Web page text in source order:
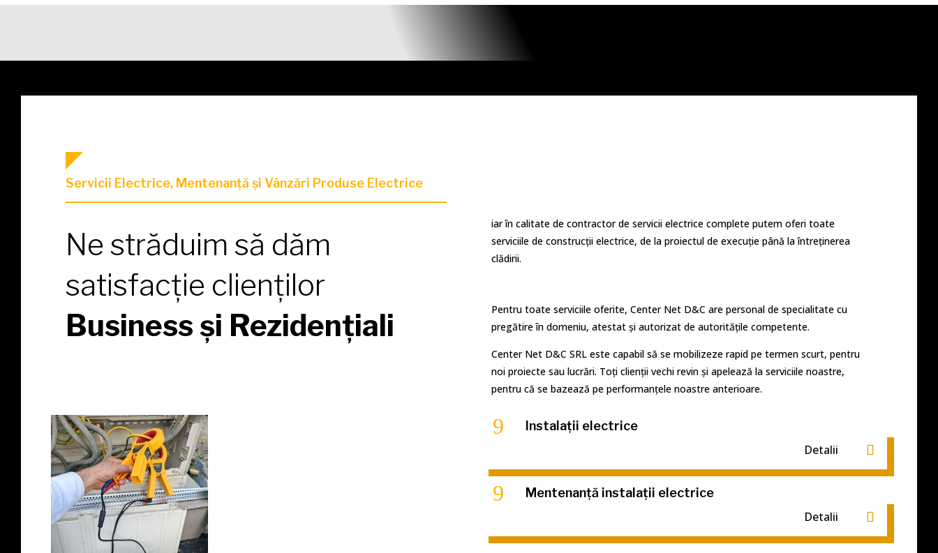
Servicii Electrice, Mentenanță și Vânzări Produse Electrice
Ne străduim să dăm
satisfacție clienților
Business și Rezidențiali
iar în calitate de contractor de servicii electrice complete putem oferi toate
serviciile de construcții electrice, de la proiectul de execuție până la întreținerea
clădirii.
Pentru toate serviciile oferite, Center Net D&C are personal de specialitate cu
pregătire în domeniu, atestat și autorizat de autoritățile competente.
Center Net D&C SRL este capabil să se mobilizeze rapid pe termen scurt, pentru
noi proiecte sau lucrări. Toți clienții vechi revin și apelează la serviciile noastre,
pentru că se bazează pe performanțele noastre anterioare.
9 Instalații electrice
Detalii
9 Mentenanță instalații electrice
Detalii